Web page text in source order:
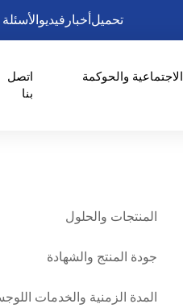
تحميلأخبار فيديو
والحوكمة
اتصل
بنا
المنتجات والحلول
جودة المنتج والشهادة
المدة الزمنية والخدمات